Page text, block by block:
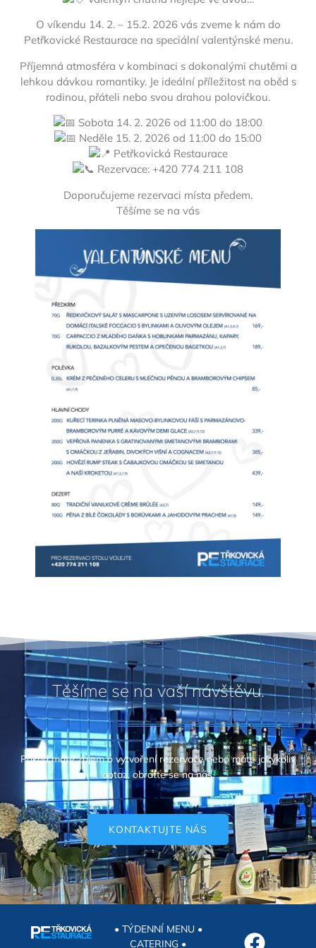
O víkendu 14. 2. – 15.2. 2026 vás zveme k nám do
Petřkovické Restaurace na speciální valentýnské menu.
Příjemná atmosféra v kombinaci s dokonalými chutěmi a
lehkou dávkou romantiky. Je ideální příležitost na oběd s
rodinou, přáteli nebo svou drahou polovičkou.
Sobota 14. 2. 2026 od 11:00 do 18:00
Neděle 15. 2. 2026 od 11:00 do 15:00
Petřkovická Restaurace
Rezervace: +420 774 211 108
Doporučujeme rezervaci místa předem.
Těšíme se na vás
Těšíme se na vaší návštěvu.
Pokud máte zájem o vytvoření rezervace nebo máte jakýkoliv
dotaz, obraťte se na nás.
KONTAKTUJTE NÁS
• TÝDENNÍ MENU •
CATERING •